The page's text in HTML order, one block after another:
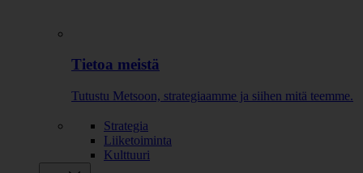
Tietoa meistä
Tutustu Metsoon, strategiaamme ja siihen mitä teemme.
Strategia
Liiketoiminta
Kulttuuri